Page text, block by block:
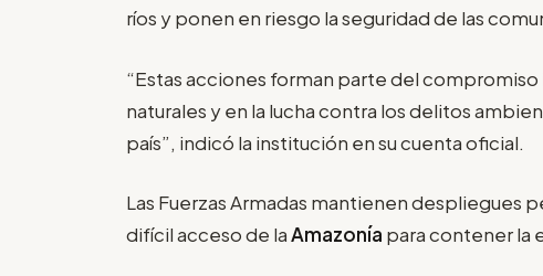
ríos y ponen en riesgo la seguridad de las
“Estas acciones forman parte del
naturales y en la lucha contra los delitos
país”, indicó la institución en su cuenta oficial.
Las Fuerzas Armadas mantienen despliegues
difícil acceso de laAmazonía para contener la